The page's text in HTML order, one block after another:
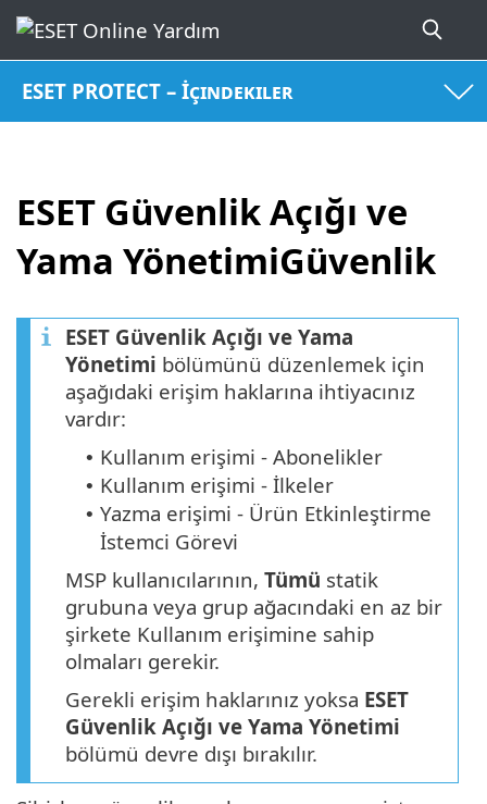
ESET PROTECT – İçindekiler
ESET Güvenlik Açığı ve
Yama YönetimiGüvenlik
ESET Güvenlik Açığı ve Yama
Yönetimi bölümünü düzenlemek için
aşağıdaki erişim haklarına ihtiyacınız
vardır:
• Kullanım erişimi - Abonelikler
• Kullanım erişimi - İlkeler
• Yazma erişimi - Ürün Etkinleştirme
İstemci Görevi
MSP kullanıcılarının, Tümü statik
grubuna veya grup ağacındaki en az bir
şirkete Kullanım erişimine sahip
olmaları gerekir.
Gerekli erişim haklarınız yoksa ESET
Güvenlik Açığı ve Yama Yönetimi
bölümü devre dışı bırakılır.